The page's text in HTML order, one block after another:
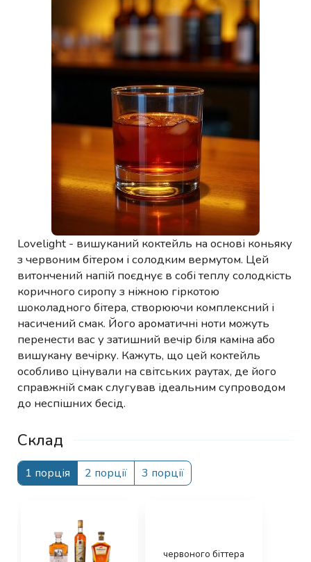
Lovelight - вишуканий коктейль на основі коньяку
з червоним бітером і солодким вермутом. Цей
витончений напій поєднує в собі теплу солодкість
коричного сиропу з ніжною гіркотою
шоколадного бітера, створюючи комплексний і
насичений смак. Його ароматичні ноти можуть
перенести вас у затишний вечір біля каміна або
вишукану вечірку. Кажуть, що цей коктейль
особливо цінували на світських раутах, де його
справжній смак слугував ідеальним супроводом
до неспішних бесід.
Склад
1 порція 2 порції 3 порції
червоного біттера